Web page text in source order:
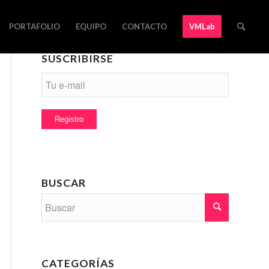
PORTAFOLIO EQUIPO CONTACTO VMLab
SUSCRIBIRSE
BUSCAR
CATEGORÍAS